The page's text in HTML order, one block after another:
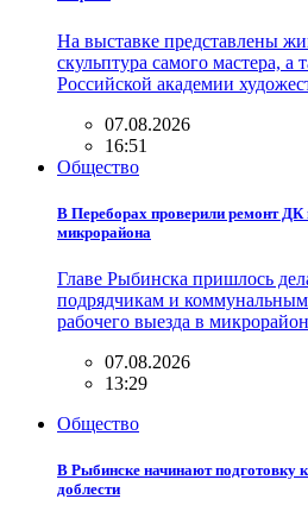
На выставке представлены
скульптура самого мастера, а
Российской академии
07.08.2026
16:51
Общество
В Переборах проверили ремонт ДК
микрорайона
Главе Рыбинска пришлось
подрядчикам и
рабочего выезда в
07.08.2026
13:29
Общество
В Рыбинске начинают подготовку
доблести